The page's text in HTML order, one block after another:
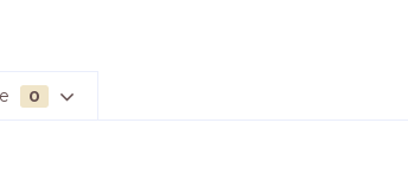
0